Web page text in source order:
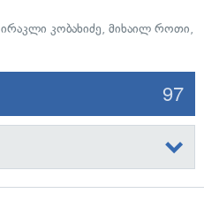
ირაკლი კობახიძე, მიხაილ როთი,
97